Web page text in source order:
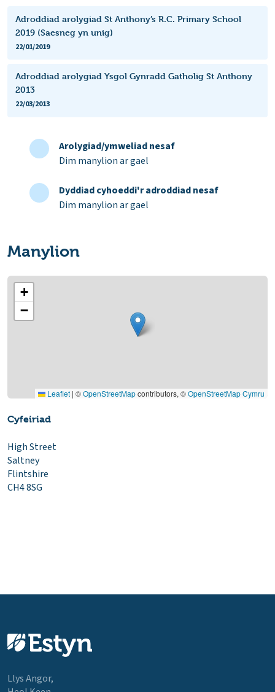
Adroddiad arolygiad St Anthony’s R.C. Primary School
2019 (Saesneg yn unig)
22/01/2019
Adroddiad arolygiad Ysgol Gynradd Gatholig St Anthony
2013
22/03/2013
Arolygiad/ymweliad nesaf
Dim manylion ar gael
Dyddiad cyhoeddi'r adroddiad nesaf
Dim manylion ar gael
Manylion
+
−
Leaflet | ©OpenStreetMapcontributors, ©OpenStreetMap Cymru
Cyfeiriad
High Street
Saltney
Flintshire
CH4 8SG
Llys Angor,